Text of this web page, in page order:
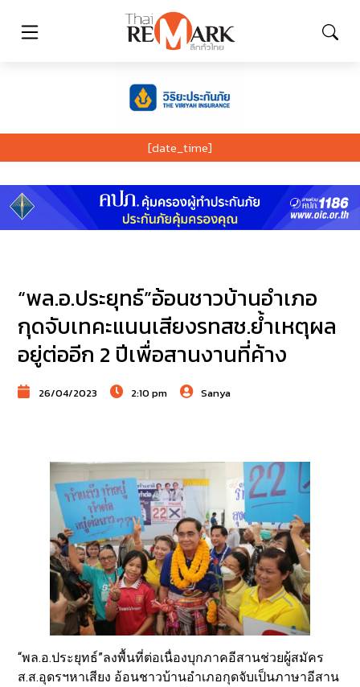
[date_time]
“พล.อ.ประยุทธ์”อ้อนชาวบ้านอำเภอ
กุดจับเทคะแนนเสียงรทสช.ย้ำเหตุผล
อยู่ต่ออีก 2 ปีเพื่อสานงานที่ค้าง
26/04/2023 2:10 pm Sanya
“พล.อ.ประยุทธ์”ลงพื้นที่ต่อเนื่องบุกภาคอีสานช่วยผู้สมัคร
ส.ส.อุดรฯหาเสียง อ้อนชาวบ้านอำเภอกุดจับเป็นภาษาอีสาน